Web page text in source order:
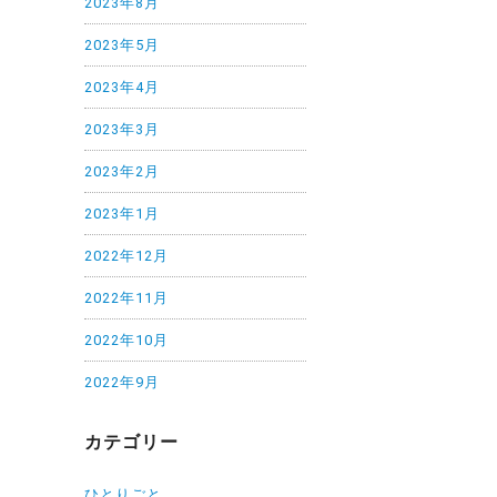
2023年5月
2023年4月
2023年3月
2023年2月
2023年1月
2022年12月
2022年11月
2022年10月
2022年9月
カテゴリー